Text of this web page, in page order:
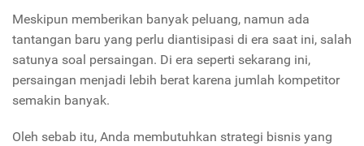
Meskipun memberikan banyak peluang, namun ada
tantangan baru yang perlu diantisipasi di era saat ini, salah
satunya soal persaingan. Di era seperti sekarang ini,
persaingan menjadi lebih berat karena jumlah kompetitor
semakin banyak.
Oleh sebab itu, Anda membutuhkan strategi bisnis yang